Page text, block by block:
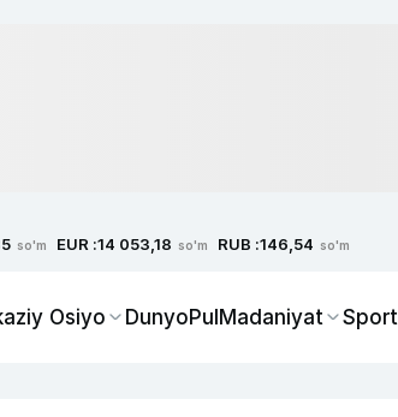
so'm EUR :14 053,18 so'm RUB :146,54 so'm
Osiyo DunyoPulMadaniyat Sport